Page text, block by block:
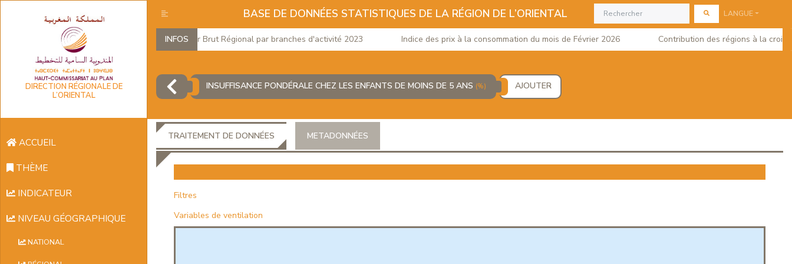
DIRECTION RÉGIONALE DE
L’ORIENTAL
ACCUEIL
THÈME
INDICATEUR
NIVEAU GÉOGRAPHIQUE
NATIONAL
BASE DE DONNÉES STATISTIQUES DE LA RÉGION DE L’ORIENTAL LANGUE
INFOS
Produit Intérieur Brut Régional par branches d'activité 2023 Indice des prix à la consommation du mois de Février 2026 Contribution des régions à la
INSUFFISANCE PONDÉRALE CHEZ LES ENFANTS DE MOINS DE 5 ANS (%) AJOUTER
TRAITEMENT DE DONNÉES METADONNÉES
Filtres
Variables de ventilation